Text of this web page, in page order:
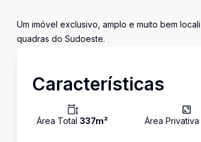
Um imóvel exclusivo, amplo e muito bem
quadras do Sudoeste.
Características
Área Total 337m² Área Privativa